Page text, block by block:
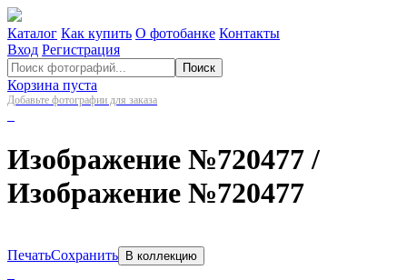
Каталог Как купить О фотобанке Контакты
Вход Регистрация
Поиск
Корзина пуста
Добавьте фотографии для заказа
Изображение №720477/
Изображение №720477
ПечатьСохранить В коллекцию